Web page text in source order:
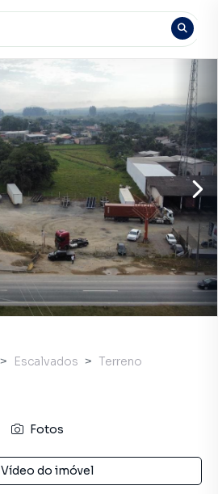
Escalvados
Terreno
Fotos
Vídeo do imóvel